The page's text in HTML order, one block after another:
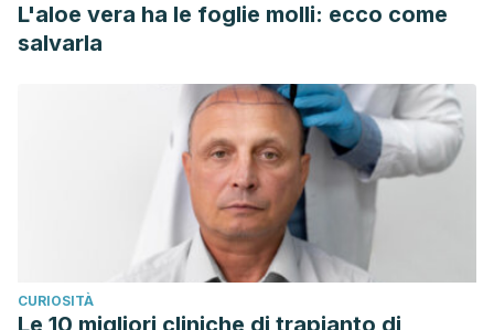
L'aloe vera ha le foglie molli: ecco come
salvarla
CURIOSITÀ
Le 10 migliori cliniche di trapianto di